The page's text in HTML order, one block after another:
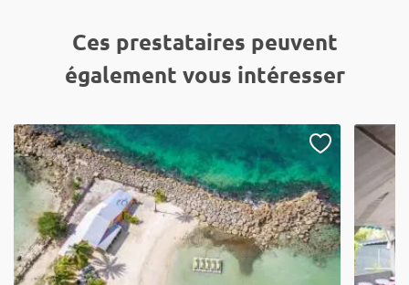
Ces prestataires peuvent
également vous intéresser